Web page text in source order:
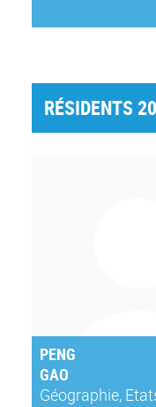
RÉSIDENTS
PENG
GAO
Géographie,